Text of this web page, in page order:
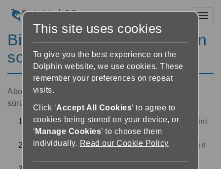
Bir gazete veya derginin en
son baskısını indirme
Abone olduğunuz bir gazete veya derginin en son
sürümünü indirmek için:
Ekranın sol üst tarafındaki 'yan menü' düğmesini
seçin
'Gazetelerim' öğesini seçin, daha sonra listeden
This site uses cookies
To give you the best experience on the
Dolphin website, we use cookies. These
remember your preferences on repeat
visits.
Click ‘Accept All Cookies’ to agree to
cookies being stored on your device, or
‘ Manage Cookies’ to choose them
individually. Read our Cookie Policy